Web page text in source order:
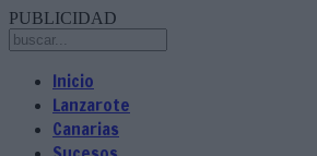
PUBLICIDAD
Inicio
Lanzarote
Canarias